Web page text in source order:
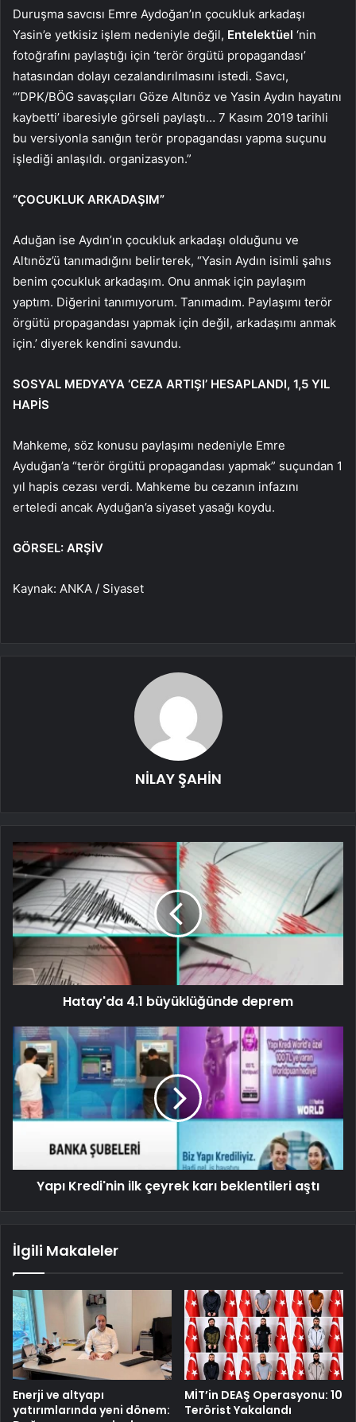
Duruşma savcısı Emre Aydoğan’ın çocukluk arkadaşı
Yasin’e yetkisiz işlem nedeniyle değil, Entelektüel ‘nin
fotoğrafını paylaştığı için ‘terör örgütü propagandası’
hatasından dolayı cezalandırılmasını istedi. Savcı,
“‘DPK/BÖG savaşçıları Göze Altınöz ve Yasin Aydın hayatını
kaybetti’ ibaresiyle görseli paylaştı… 7 Kasım 2019 tarihli
bu versiyonla sanığın terör propagandası yapma suçunu
işlediği anlaşıldı. organizasyon.”
“ÇOCUKLUK ARKADAŞIM”
Aduğan ise Aydın’ın çocukluk arkadaşı olduğunu ve
Altınöz’ü tanımadığını belirterek, “Yasin Aydın isimli şahıs
benim çocukluk arkadaşım. Onu anmak için paylaşım
yaptım. Diğerini tanımıyorum. Tanımadım. Paylaşımı terör
örgütü propagandası yapmak için değil, arkadaşımı anmak
için.’ diyerek kendini savundu.
SOSYAL MEDYA’YA ‘CEZA ARTIŞI’ HESAPLANDI, 1,5 YIL
HAPİS
Mahkeme, söz konusu paylaşımı nedeniyle Emre
Ayduğan’a “terör örgütü propagandası yapmak” suçundan 1
yıl hapis cezası verdi. Mahkeme bu cezanın infazını
erteledi ancak Ayduğan’a siyaset yasağı koydu.
GÖRSEL: ARŞİV
Kaynak: ANKA / Siyaset
NİLAY ŞAHİN
Hatay'da 4.1 büyüklüğünde deprem
Yapı Kredi'nin ilk çeyrek karı beklentileri aştı
İlgili Makaleler
Enerji ve altyapı
yatırımlarında yeni dönem:
MİT’in DEAŞ Operasyonu: 10
Terörist Yakalandı